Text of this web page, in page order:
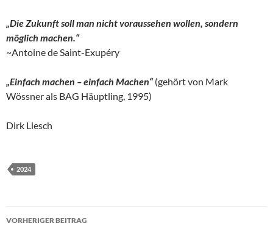
„Die Zukunft soll man nicht voraussehen wollen, sondern
möglich machen.“
~Antoine de Saint-Exupéry
„Einfach machen – einfach Machen“ (gehört von Mark
Wössner als BAG Häuptling, 1995)
Dirk Liesch
2024
Beitrags-
VORHERIGER BEITRAG